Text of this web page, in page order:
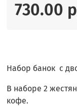
730.00
Набор банок с
В наборе 2
кофе.